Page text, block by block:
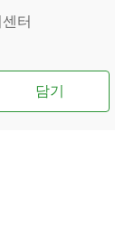
터
담기